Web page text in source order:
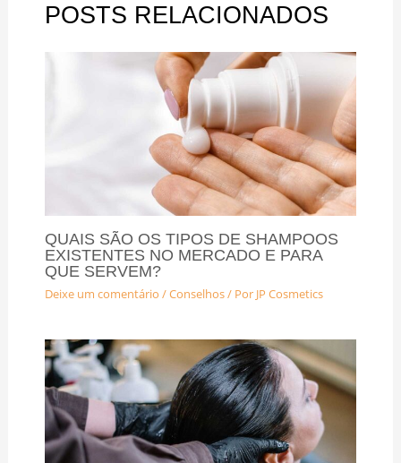
POSTS RELACIONADOS
QUAIS SÃO OS TIPOS DE SHAMPOOS
EXISTENTES NO MERCADO E PARA
QUE SERVEM?
Deixe um comentário /Conselhos/ Por JP Cosmetics